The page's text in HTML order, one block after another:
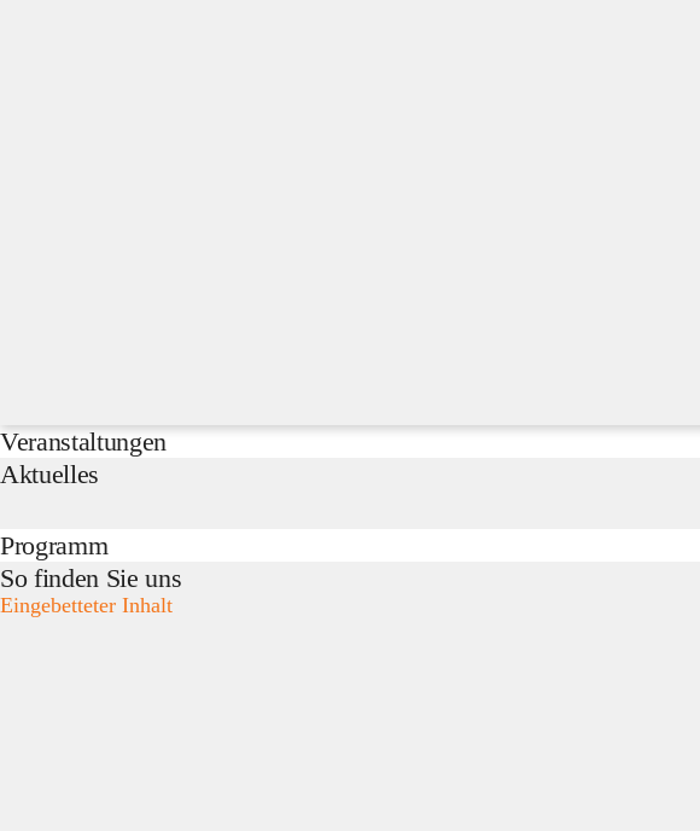
Veranstaltungen
Aktuelles
Programm
So finden Sie uns
Eingebetteter Inhalt